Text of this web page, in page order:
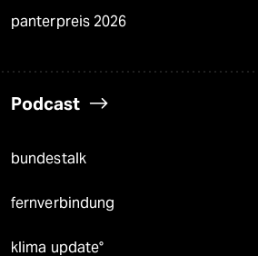
panterpreis 2026
Podcast
bundestalk
fernverbindung
klima update°